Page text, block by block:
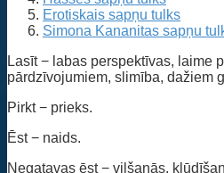
Erotiskais sapņu tulks
Simona Kananitas sapņu
Lasīt − labas perspektīvas, laime
pārdzīvojumiem, slimība, dažiem
Pirkt − prieks.
Ēst − naids.
Negatavas ēst − vilšanās,